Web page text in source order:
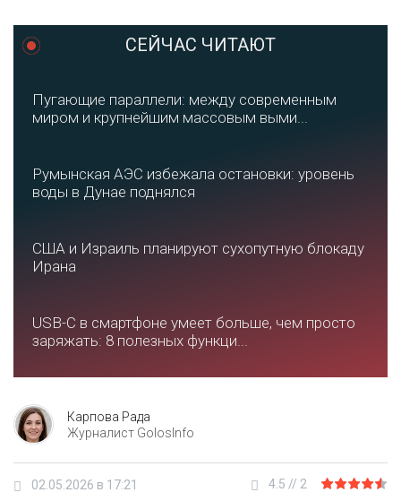
СЕЙЧАС ЧИТАЮТ
Пугающие параллели: между современным
миром и крупнейшим массовым выми...
Румынская АЭС избежала остановки: уровень
воды в Дунае поднялся
США и Израиль планируют сухопутную блокаду
Ирана
USB-C в смартфоне умеет больше, чем просто
заряжать: 8 полезных функци...
Карпова Рада
Журналист GolosInfo
02.05.2026 в 17:21 4.5 // 2